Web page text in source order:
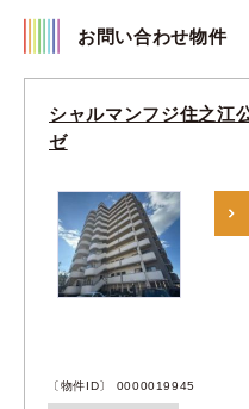
お問い合わせ物件
シャルマンフジ住之江
ゼ
〔物件ID〕 0000019945